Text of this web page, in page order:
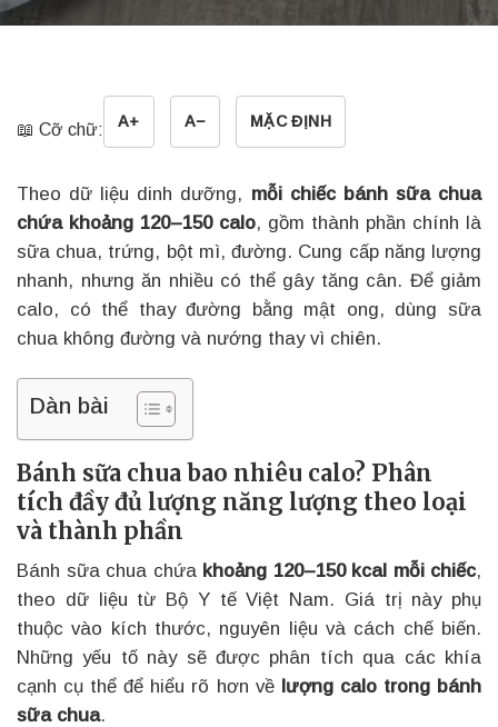
📖 Cỡ chữ: A+ A− MẶC ĐỊNH
Theo dữ liệu dinh dưỡng, mỗi chiếc bánh sữa chua
chứa khoảng 120–150 calo, gồm thành phần chính là
sữa chua, trứng, bột mì, đường. Cung cấp năng lượng
nhanh, nhưng ăn nhiều có thể gây tăng cân. Để giảm
calo, có thể thay đường bằng mật ong, dùng sữa
chua không đường và nướng thay vì chiên.
Dàn bài
Bánh sữa chua bao nhiêu calo? Phân
tích đầy đủ lượng năng lượng theo loại
và thành phần
Bánh sữa chua chứa khoảng 120–150 kcal mỗi chiếc,
theo dữ liệu từ Bộ Y tế Việt Nam. Giá trị này phụ
thuộc vào kích thước, nguyên liệu và cách chế biến.
Những yếu tố này sẽ được phân tích qua các khía
cạnh cụ thể để hiểu rõ hơn về lượng calo trong bánh
sữa chua.